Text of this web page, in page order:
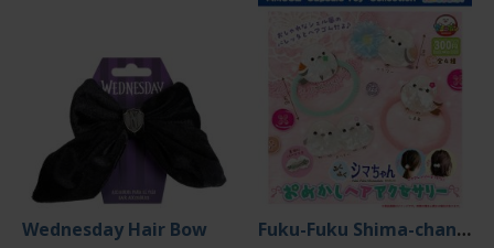
Wednesday Hair Bow Fuku-Fuku Shima-chan Omekashi Hair Accessory (Gacha)